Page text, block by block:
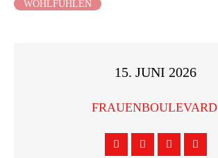
WOHLFÜHLEN
15. JUNI 2026
FRAUENBOULEVARD